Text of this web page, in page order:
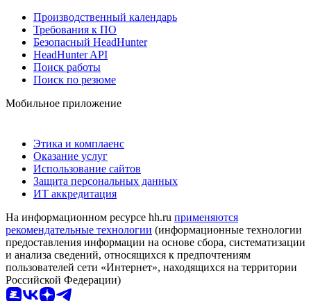
Производственный календарь
Требования к ПО
Безопасный HeadHunter
HeadHunter API
Поиск работы
Поиск по резюме
Мобильное приложение
Этика и комплаенс
Оказание услуг
Использование сайтов
Защита персональных данных
ИТ аккредитация
На информационном ресурсе hh.ru применяются
рекомендательные технологии (информационные технологии
предоставления информации на основе сбора, систематизации
и анализа сведений, относящихся к предпочтениям
пользователей сети «Интернет», находящихся на территории
Российской Федерации)